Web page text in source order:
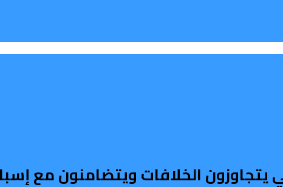
يتجاوزون الخلافات ويتضامنون مع